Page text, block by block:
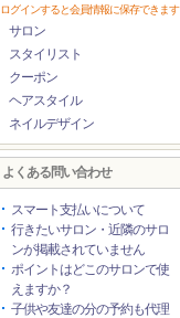
ログインすると会員情報に保存できます
サロン
スタイリスト
クーポン
ヘアスタイル
ネイルデザイン
よくある問い合わせ
スマート支払いについて
行きたいサロン・近隣のサロ
ンが掲載されていません
ポイントはどこのサロンで使
えますか？
子供や友達の分の予約も代理